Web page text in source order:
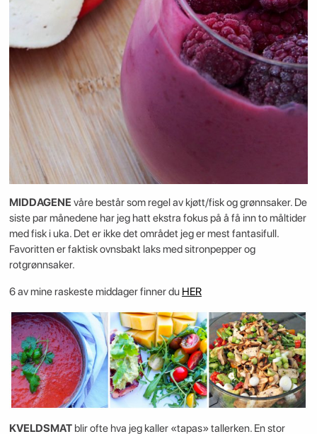
MIDDAGENE våre består som regel av kjøtt/fisk og grønnsaker. De
siste par månedene har jeg hatt ekstra fokus på å få inn to måltider
med fisk i uka. Det er ikke det området jeg er mest fantasifull.
Favoritten er faktisk ovnsbakt laks med sitronpepper og
rotgrønnsaker.
6 av mine raskeste middager finner du HER
KVELDSMAT blir ofte hva jeg kaller «tapas» tallerken. En stor